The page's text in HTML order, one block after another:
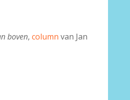
boven, column van Jan